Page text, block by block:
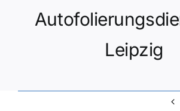
Leipzig